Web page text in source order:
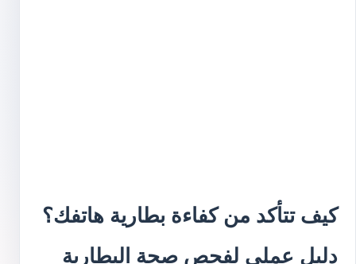
كيف تتأكد من كفاءة بطارية هاتفك؟
دليل عملي لفحص صحة البطارية